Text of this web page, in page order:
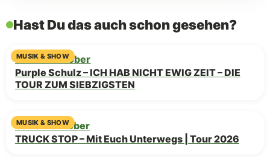
Hast Du das auch schon gesehen?
MUSIK & SHOW
Sa · 10. Oktober
Purple Schulz – ICH HAB NICHT EWIG ZEIT – DIE
TOUR ZUM SIEBZIGSTEN
MUSIK & SHOW
Sa · 31. Oktober
TRUCK STOP – Mit Euch Unterwegs | Tour 2026